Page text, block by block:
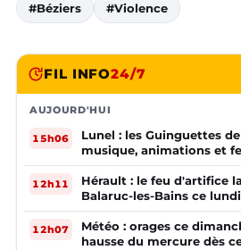
#Béziers #Violence
FIL INFO24/7
AUJOURD'HUI
15h06
Lunel : les Guinguettes
musique, animations et
12h11
Hérault : le feu d'artifice
Balaruc-les-Bains ce lundi
12h07
Météo : orages ce
hausse du mercure dès